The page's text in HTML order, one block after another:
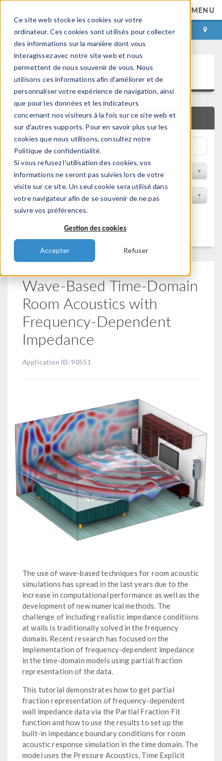
Ce site web stocke les cookies sur votre
ordinateur. Ces cookies sont utilisés pour collecter
des informations sur la manière dont vous
interagissez avec notre site web et nous
permettent de nous souvenir de vous. Nous
utilisons ces informations afin d'améliorer et de
personnaliser votre expérience de navigation, ainsi
que pour les données et les indicateurs
concernant nos visiteurs à la fois sur ce site web et
sur d'autres supports. Pour en savoir plus sur les
cookies que nous utilisons, consultez notre
Politique de confidentialité.
Si vous refusez l'utilisation des cookies, vos
informations ne seront pas suivies lors de votre
visite sur ce site. Un seul cookie sera utilisé dans
votre navigateur afin de se souvenir de ne pas
suivre vos préférences.
Gestion des cookies
Accepter Refuser
MENU
CONNEXION CONTACT
Bibliothèque d'Applications
RECHERCHE RAPIDE
Trier par Discipline
Filtrer par produit
Filtrer
Wave-Based Time-Domain
Room Acoustics with
Frequency-Dependent
Impedance
Application ID: 90551
The use of wave-based techniques for room acoustic
simulations has spread in the last years due to the
increase in computational performance as well as the
development of new numerical methods. The
challenge of including realistic impedance conditions
at walls is traditionally solved in the frequency
domain. Recent research has focused on the
implementation of frequency-dependent impedance
in the time-domain models using partial fraction
representation of the data.
This tutorial demonstrates how to get partial
fraction representation of frequency-dependent
wall impedance data via the Partial Fraction Fit
function and how to use the results to set up the
built-in impedance boundary conditions for room
acoustic response simulation in the time domain. The
model uses the Pressure Acoustics, Time Explicit